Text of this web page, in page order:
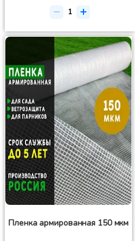
Пленка армированная 150 мкм